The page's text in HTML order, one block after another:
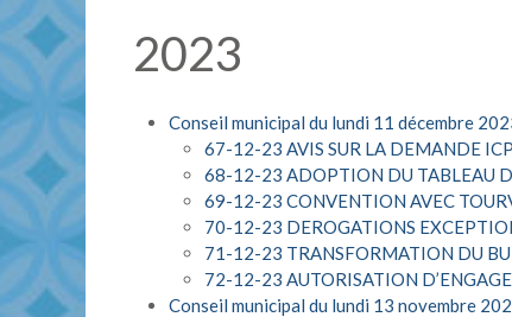
2023
Conseil municipal du lundi 11 décembre
67-12-23 AVIS SUR LA DEMANDE
68-12-23 ADOPTION DU TABLEAU
69-12-23 CONVENTION AVEC
70-12-23 DEROGATIONS
71-12-23 TRANSFORMATION DU
72-12-23 AUTORISATION
Conseil municipal du lundi 13 novembre